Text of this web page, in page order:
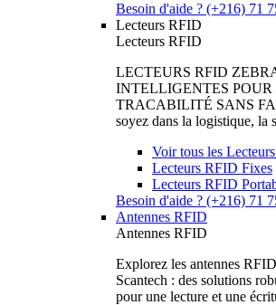
Besoin d'aide ? (+216) 71
Lecteurs RFID
Lecteurs RFID
LECTEURS RFID
INTELLIGENTES POUR
TRACABILITÉ SANS
soyez dans la logistique, la
Voir tous les
Lecteurs RFID Fixes
Lecteurs RFID
Besoin d'aide ? (+216) 71
Antennes RFID
Antennes RFID
Explorez les antennes
Scantech : des solutions
pour une lecture et une